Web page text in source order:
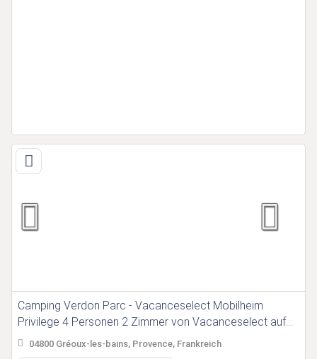
Camping Verdon Parc - Vacanceselect Mobilheim
Privilege 4 Personen 2 Zimmer von Vacanceselect auf
Camping Verdon Parc
04800 Gréoux-les-bains, Provence, Frankreich